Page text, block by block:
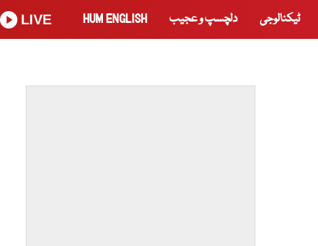
ٹیکنالوجی دلچسپ و عجیب HUM ENGLISH
LIVE